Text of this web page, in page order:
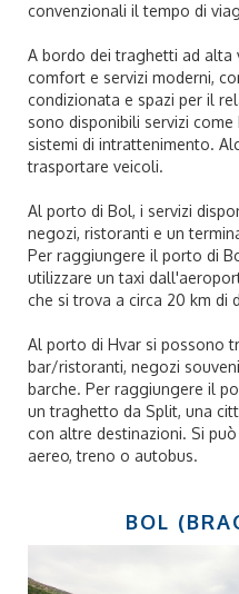
convenzionali il tempo di
A bordo dei traghetti ad alta
comfort e servizi moderni,
condizionata e spazi per il
sono disponibili servizi
sistemi di intrattenimento.
trasportare veicoli.
Al porto di Bol, i servizi
negozi, ristoranti e un
Per raggiungere il porto di
utilizzare un taxi
che si trova a circa 20 km di
Al porto di Hvar si possono
bar/ristoranti, negozi
barche. Per raggiungere il
un traghetto da Split, una
con altre destinazioni. Si
aereo, treno o autobus.
BOL